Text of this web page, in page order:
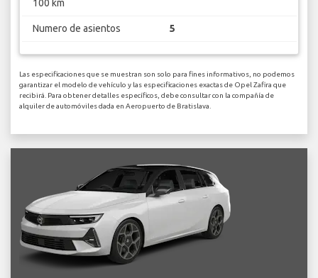
100 km
Numero de asientos 5
Las especificaciones que se muestran son solo para fines informativos, no podemos
garantizar el modelo de vehículo y las especificaciones exactas de Opel Zafira que
recibirá. Para obtener detalles específicos, debe consultar con la compañía de
alquiler de automóviles dada en Aeropuerto de Bratislava.